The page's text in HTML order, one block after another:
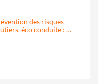
des risques
éco conduite : …